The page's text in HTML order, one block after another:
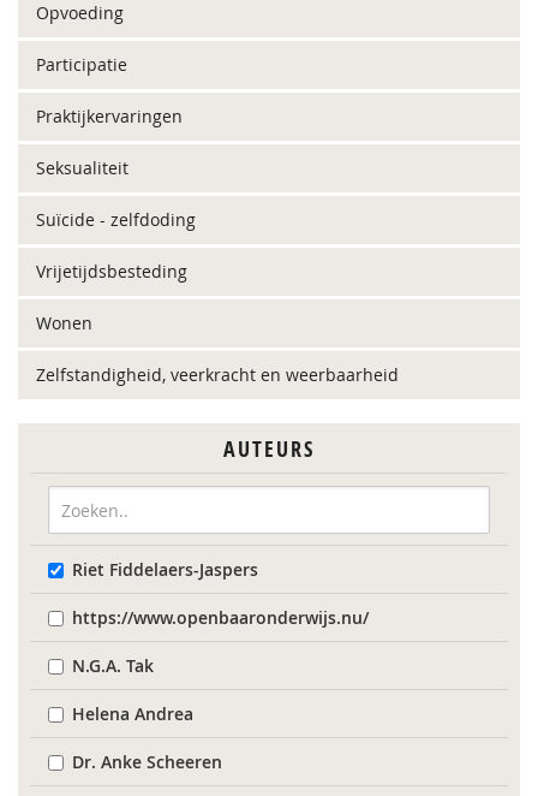
Opvoeding
Participatie
Praktijkervaringen
Seksualiteit
Suïcide - zelfdoding
Vrijetijdsbesteding
Wonen
Zelfstandigheid, veerkracht en weerbaarheid
AUTEURS
Riet Fiddelaers-Jaspers
https://www.openbaaronderwijs.nu/
N.G.A. Tak
Helena Andrea
Dr. Anke Scheeren